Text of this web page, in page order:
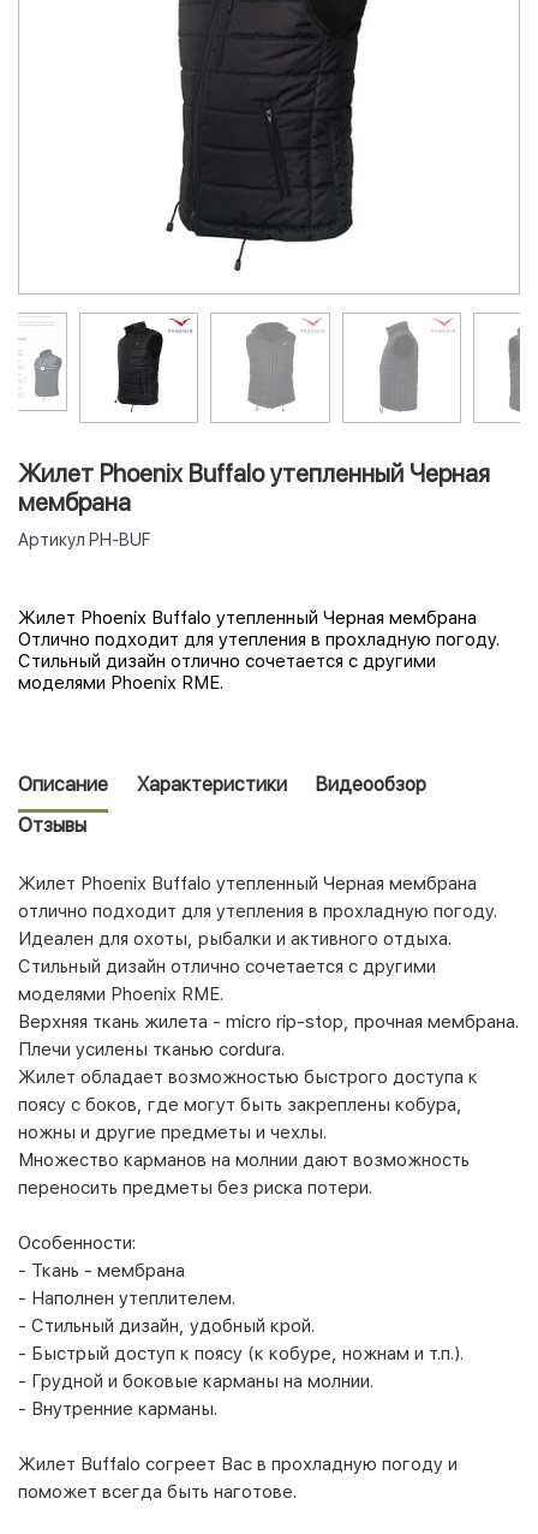
Жилет Phoenix Buffalo утепленный Черная
мембрана
Артикул PH-BUF
Жилет Phoenix Buffalo утепленный Черная мембрана
Отлично подходит для утепления в прохладную погоду.
Стильный дизайн отлично сочетается с другими
моделями Phoenix RME.
Описание Характеристики
Видеообзор
Отзывы
Жилет Phoenix Buffalo утепленный Черная мембрана
отлично подходит для утепления в прохладную погоду.
Идеален для охоты, рыбалки и активного отдыха.
Стильный дизайн отлично сочетается с другими
моделями Phoenix RME.
Верхняя ткань жилета - micro rip-stop, прочная мембрана.
Плечи усилены тканью cordura.
Жилет обладает возможностью быстрого доступа к
поясу с боков, где могут быть закреплены кобура,
ножны и другие предметы и чехлы.
Множество карманов на молнии дают возможность
переносить предметы без риска потери.
Особенности:
- Ткань - мембрана
- Наполнен утеплителем.
- Стильный дизайн, удобный крой.
- Быстрый доступ к поясу (к кобуре, ножнам и т.п.).
- Грудной и боковые карманы на молнии.
- Внутренние карманы.
Жилет Buffalo согреет Вас в прохладную погоду и
поможет всегда быть наготове.